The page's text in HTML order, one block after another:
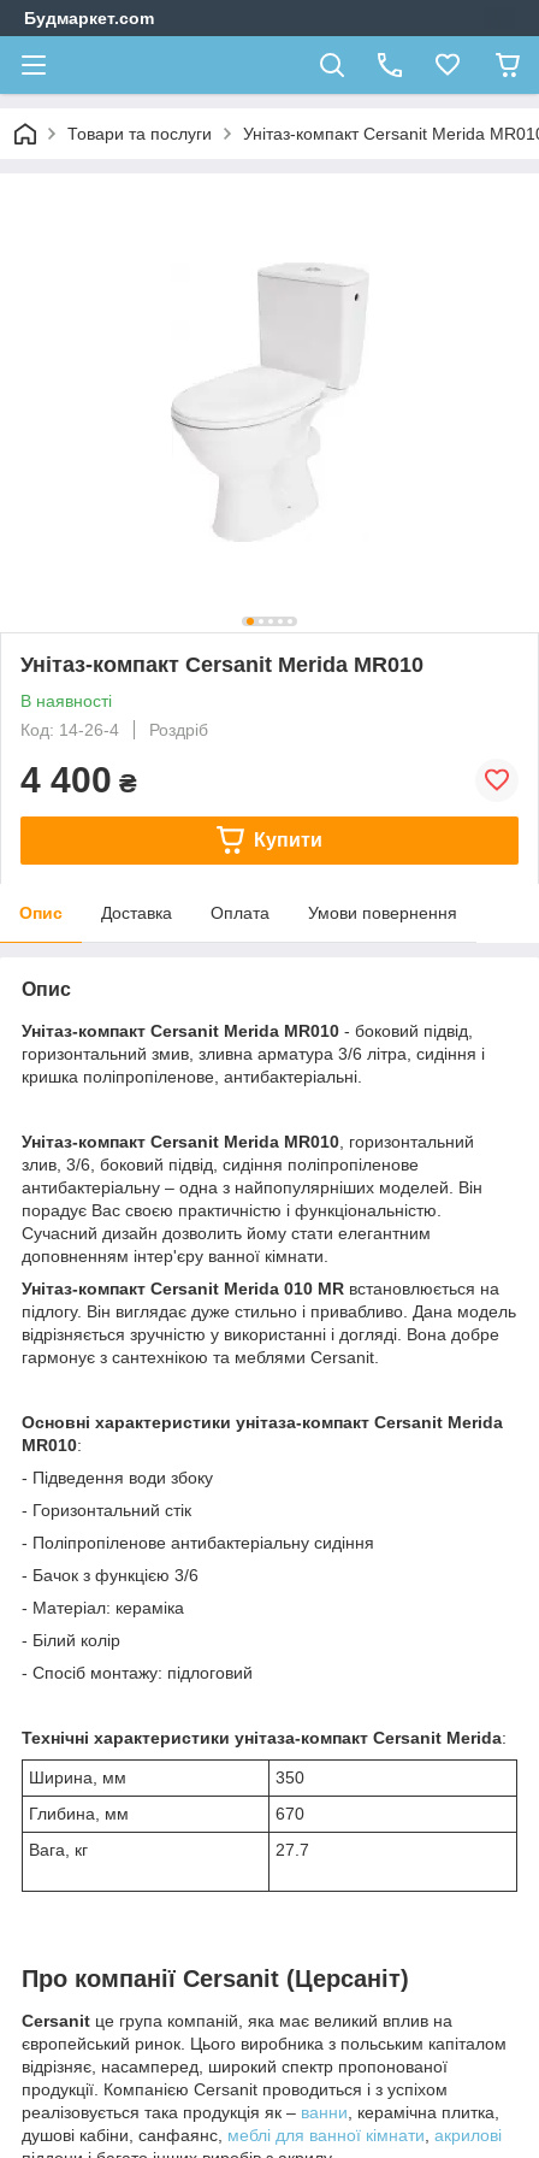
Будмаркет.com
Товари та послуги Унітаз-компакт Cersanit Merida
Унітаз-компакт Cersanit Merida MR010
В наявності
Код: 14-26-4
Роздріб
4 400 ₴
Купити
Опис Доставка Оплата Умови повернення
Опис
Унітаз-компакт Cersanit Merida MR010 - боковий підвід,
горизонтальний змив, зливна арматура 3/6 літра, сидіння і
кришка поліпропіленове, антибактеріальні.
Унітаз-компакт Cersanit Merida MR010 , горизонтальний
злив, 3/6, боковий підвід, сидіння поліпропіленове
антибактеріальну – одна з найпопулярніших моделей. Він
порадує Вас своєю практичністю і функціональністю.
Сучасний дизайн дозволить йому стати елегантним
доповненням інтер'єру ванної кімнати.
Унітаз-компакт Cersanit Merida 010 MR встановлюється на
підлогу. Він виглядає дуже стильно і привабливо. Дана модель
відрізняється зручністю у використанні і догляді. Вона добре
гармонує з сантехнікою та меблями Cersanit.
Основні характеристики унітаза-компакт Cersanit Merida
MR010:
- Підведення води збоку
- Горизонтальний стік
- Поліпропіленове антибактеріальну сидіння
- Бачок з функцією 3/6
- Матеріал: кераміка
- Білий колір
- Спосіб монтажу: підлоговий
Технічні характеристики унітаза-компакт Cersanit Merida:
Ширина, мм
350
Глибина, мм
670
Вага, кг
27.7
Про компанії Cersanit (Церсаніт)
Cersanit це група компаній, яка має великий вплив на
європейський ринок. Цього виробника з польським капіталом
відрізняє, насамперед, широкий спектр пропонованої
продукції. Компанією Cersanit проводиться і з успіхом
реалізовується така продукція як – ванни, керамічна плитка,
душові кабіни, санфаянс, меблі для ванної кімнати, акрилові